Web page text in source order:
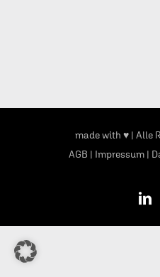
made with ♥| Alle
AGB | Impressum |